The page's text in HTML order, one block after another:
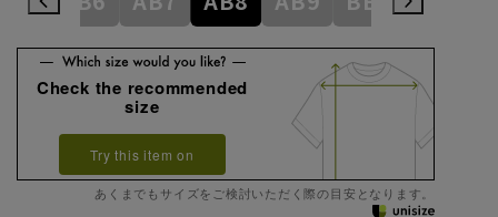
Check the recommended
size
Try this item on
あくまでもサイズをご検討いただく際の目安となります。